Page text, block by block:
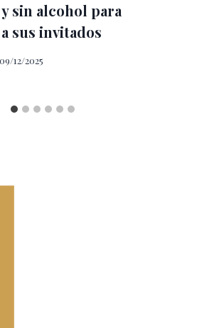
sin alcohol para
sus invitados
09/12/2025